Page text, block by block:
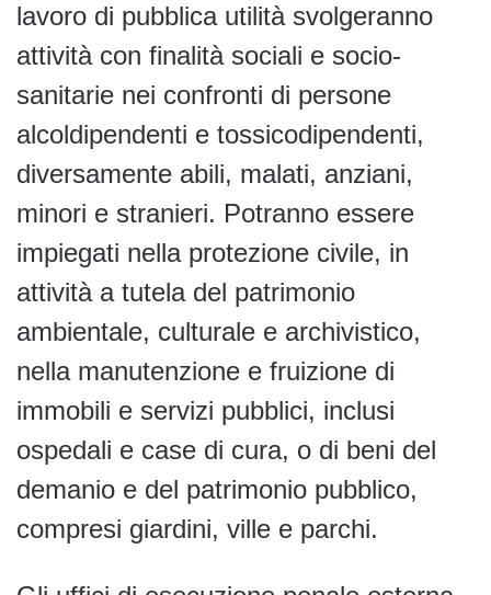
lavoro di pubblica utilità svolgeranno
attività con finalità sociali e socio-
sanitarie nei confronti di persone
alcoldipendenti e tossicodipendenti,
diversamente abili, malati, anziani,
minori e stranieri. Potranno essere
impiegati nella protezione civile, in
attività a tutela del patrimonio
ambientale, culturale e archivistico,
nella manutenzione e fruizione di
immobili e servizi pubblici, inclusi
ospedali e case di cura, o di beni del
demanio e del patrimonio pubblico,
compresi giardini, ville e parchi.